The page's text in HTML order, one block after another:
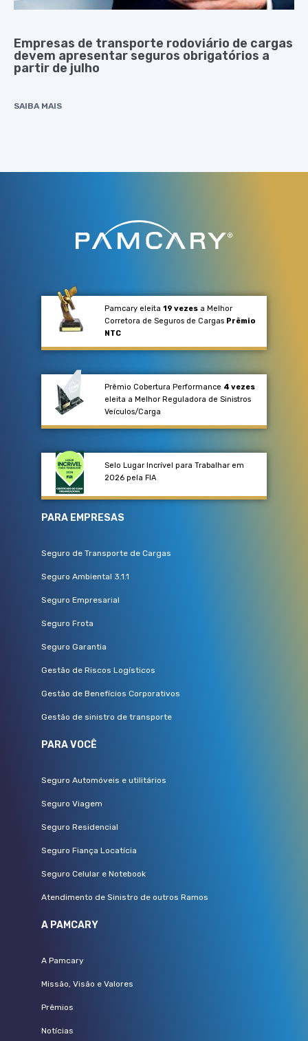
Empresas de transporte rodoviário de cargas
devem apresentar seguros obrigatórios a
partir de julho
SAIBA MAIS
Pamcary eleita 19 vezes a Melhor
Corretora de Seguros de Cargas Prêmio
NTC
Prêmio Cobertura Performance 4 vezes
eleita a Melhor Reguladora de Sinistros
Veículos/Carga​
Selo Lugar Incrível para Trabalhar em
2026 pela FIA
PARA EMPRESAS
Seguro de Transporte de Cargas
Seguro Ambiental 3.1.1
Seguro Empresarial
Seguro Frota
Seguro Garantia
Gestão de Riscos Logísticos
Gestão de Benefícios Corporativos
Gestão de sinistro de transporte
PARA VOCÊ
Seguro Automóveis e utilitários
Seguro Viagem
Seguro Residencial
Seguro Fiança Locatícia
Seguro Celular e Notebook
Atendimento de Sinistro de outros Ramos
A PAMCARY
A Pamcary
Missão, Visão e Valores
Prêmios
Notícias